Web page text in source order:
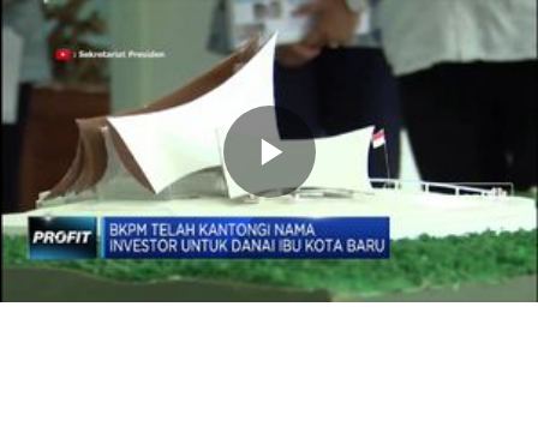
Memutarkan
Video